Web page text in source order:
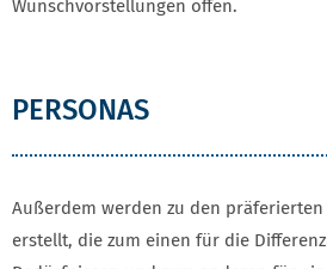
Wunschvorstellungen offen.
PERSONAS
Außerdem werden zu den
erstellt, die zum einen für die